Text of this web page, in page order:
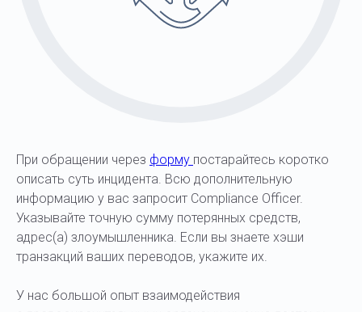
При обращении через форму постарайтесь коротко
описать суть инцидента. Всю дополнительную
информацию у вас запросит Compliance Officer.
Указывайте точную сумму потерянных средств,
адрес(а) злоумышленника. Если вы знаете хэши
транзакций ваших переводов, укажите их.
У нас большой опыт взаимодействия